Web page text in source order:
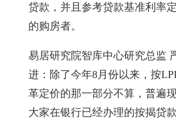
贷款，并且参考贷款基准利率
的购房者。
易居研究院智库中心研究总监
进：除了今年8月份以来，按
革定价的那一部分不算，普遍
大家在银行已经办理的按揭贷